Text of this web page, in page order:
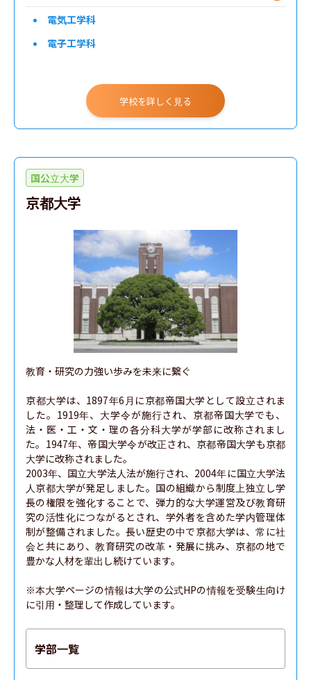
電気工学科
電子工学科
学校を詳しく見る
国公立大学
京都大学
教育・研究の力強い歩みを未来に繋ぐ
京都大学は、1897年6月に京都帝国大学として設立されま
した。1919年、大学令が施行され、京都帝国大学でも、
法・医・工・文・理の各分科大学が学部に改称されまし
た。1947年、帝国大学令が改正され、京都帝国大学も京都
大学に改称されました。
2003年、国立大学法人法が施行され、2004年に国立大学法
人京都大学が発足しました。国の組織から制度上独立し学
長の権限を強化することで、弾力的な大学運営及び教育研
究の活性化につながるとされ、学外者を含めた学内管理体
制が整備されました。長い歴史の中で京都大学は、常に社
会と共にあり、教育研究の改革・発展に挑み、京都の地で
豊かな人材を輩出し続けています。
※本大学ページの情報は大学の公式HPの情報を受験生向け
に引用・整理して作成しています。
学部一覧